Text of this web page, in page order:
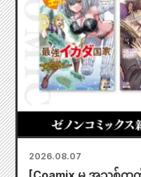
2026.08.07